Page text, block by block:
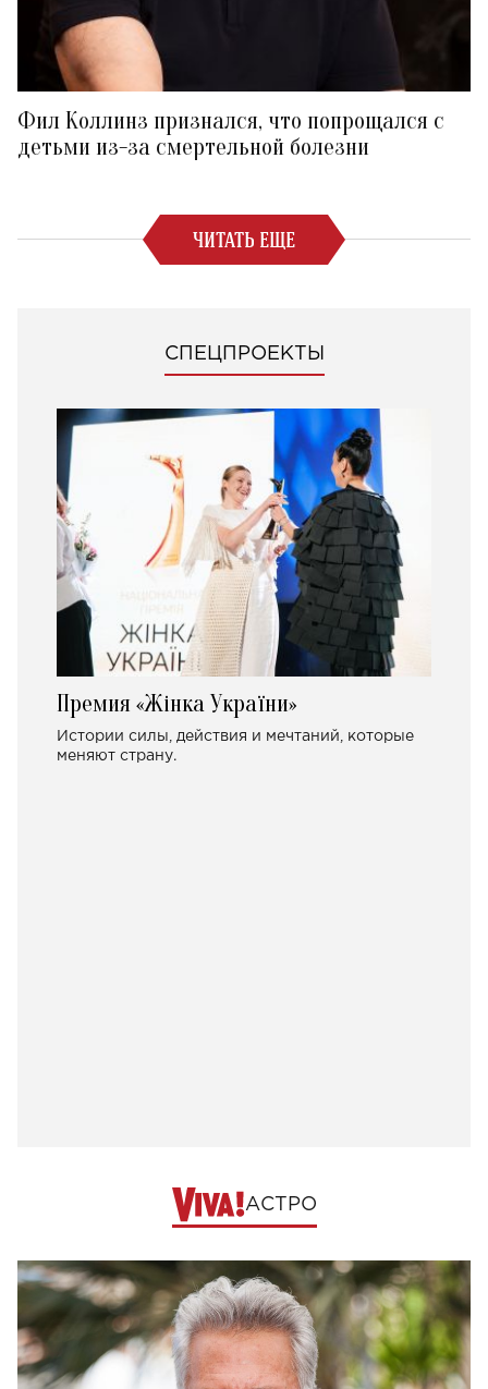
Фил Коллинз признался, что попрощался с
детьми из-за смертельной болезни
ЧИТАТЬ ЕЩЕ
СПЕЦПРОЕКТЫ
Премия «Жінка України»
Истории силы, действия и мечтаний, которые
меняют страну.
АСТРО